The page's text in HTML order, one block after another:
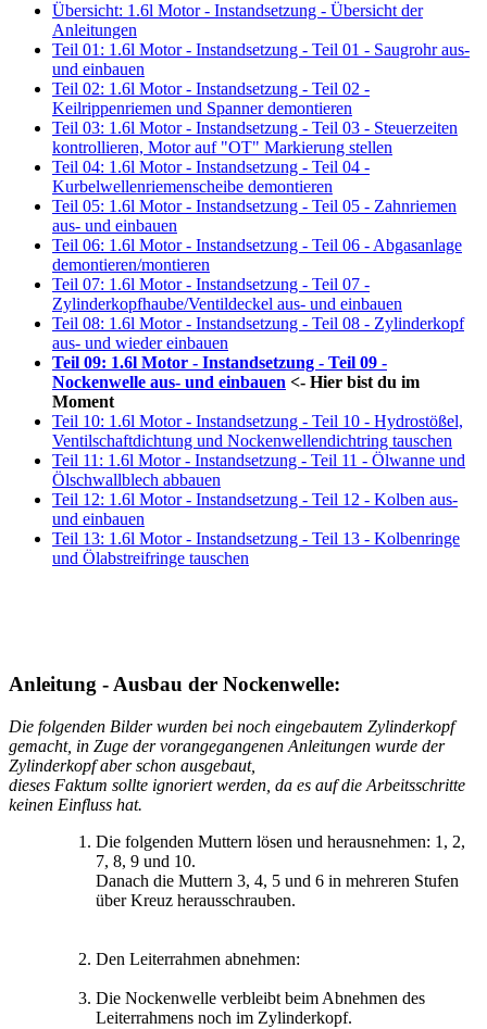
Übersicht: 1.6l Motor - Instandsetzung - Übersicht der
Anleitungen
Teil 01: 1.6l Motor - Instandsetzung - Teil 01 - Saugrohr aus-
und einbauen
Teil 02: 1.6l Motor - Instandsetzung - Teil 02 -
Keilrippenriemen und Spanner demontieren
Teil 03: 1.6l Motor - Instandsetzung - Teil 03 - Steuerzeiten
kontrollieren, Motor auf "OT" Markierung stellen
Teil 04: 1.6l Motor - Instandsetzung - Teil 04 -
Kurbelwellenriemenscheibe demontieren
Teil 05: 1.6l Motor - Instandsetzung - Teil 05 - Zahnriemen
aus- und einbauen
Teil 06: 1.6l Motor - Instandsetzung - Teil 06 - Abgasanlage
demontieren/montieren
Teil 07: 1.6l Motor - Instandsetzung - Teil 07 -
Zylinderkopfhaube/Ventildeckel aus- und einbauen
Teil 08: 1.6l Motor - Instandsetzung - Teil 08 - Zylinderkopf
aus- und wieder einbauen
Teil 09: 1.6l Motor - Instandsetzung - Teil 09 -
Nockenwelle aus- und einbauen <- Hier bist du im
Moment
Teil 10: 1.6l Motor - Instandsetzung - Teil 10 - Hydrostößel,
Ventilschaftdichtung und Nockenwellendichtring tauschen
Teil 11: 1.6l Motor - Instandsetzung - Teil 11 - Ölwanne und
Ölschwallblech abbauen
Teil 12: 1.6l Motor - Instandsetzung - Teil 12 - Kolben aus-
und einbauen
Teil 13: 1.6l Motor - Instandsetzung - Teil 13 - Kolbenringe
und Ölabstreifringe tauschen
Anleitung - Ausbau der Nockenwelle:
Die folgenden Bilder wurden bei noch eingebautem Zylinderkopf
gemacht, in Zuge der vorangegangenen Anleitungen wurde der
Zylinderkopf aber schon ausgebaut,
dieses Faktum sollte ignoriert werden, da es auf die Arbeitsschritte
keinen Einfluss hat.
Die folgenden Muttern lösen und herausnehmen: 1, 2,
7, 8, 9 und 10.
Danach die Muttern 3, 4, 5 und 6 in mehreren Stufen
über Kreuz herausschrauben.
Den Leiterrahmen abnehmen:
Die Nockenwelle verbleibt beim Abnehmen des
Leiterrahmens noch im Zylinderkopf.